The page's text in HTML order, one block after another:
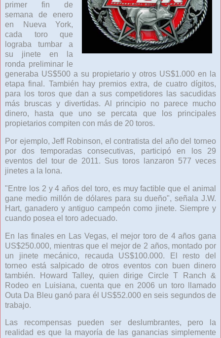
primer fin de
semana de enero
en Nueva York,
cada toro que
lograba tumbar a
su jinete en la
ronda preliminar le
generaba US$500 a su propietario y otros US$1.000 en la
etapa final. También hay premios extra, de cuatro dígitos,
para los toros que dan a sus competidores las sacudidas
más bruscas y divertidas. Al principio no parece mucho
dinero, hasta que uno se percata que los principales
propietarios compiten con más de 20 toros.
Por ejemplo, Jeff Robinson, el contratista del año del torneo
por dos temporadas consecutivas, participó en los 29
eventos del tour de 2011. Sus toros lanzaron 577 veces
jinetes a la lona.
"Entre los 2 y 4 años del toro, es muy factible que el animal
gane medio millón de dólares para su dueño", señala J.W.
Hart, ganadero y antiguo campeón como jinete. Siempre y
cuando posea el toro adecuado.
En las finales en Las Vegas, el mejor toro de 4 años gana
US$250.000, mientras que el mejor de 2 años, montado por
un jinete mecánico, recauda US$100.000. El resto del
torneo está salpicado de otros eventos con buen dinero
también. Howard Talley, quien dirige Circle T Ranch &
Rodeo en Luisiana, cuenta que en 2006 un toro llamado
Outa Da Bleu ganó para él US$52.000 en seis segundos de
trabajo.
Las recompensas pueden ser deslumbrantes, pero la
realidad es que la mayoría de las ganancias simplemente